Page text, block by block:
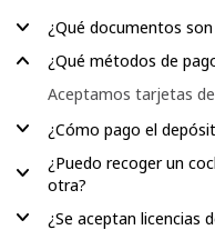
¿Qué documentos
¿Qué métodos de
Aceptamos tarjetas
¿Cómo pago el
¿Puedo recoger un
otra?
¿Se aceptan licencias